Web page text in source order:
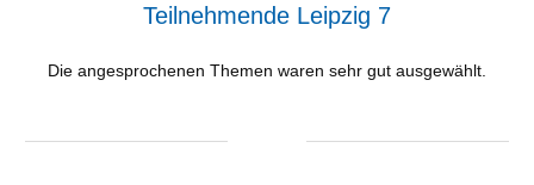
Teilnehmende Leipzig 7
Die angesprochenen Themen waren sehr gut ausgewählt.